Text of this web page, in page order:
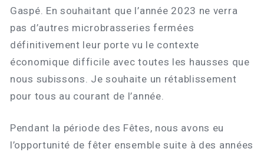
Gaspé. En souhaitant que l’année 2023 ne verra
pas d’autres microbrasseries fermées
définitivement leur porte vu le contexte
économique difficile avec toutes les hausses que
nous subissons. Je souhaite un rétablissement
pour tous au courant de l’année.
Pendant la période des Fêtes, nous avons eu
l’opportunité de fêter ensemble suite à des années